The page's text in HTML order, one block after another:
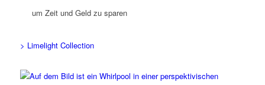
um Zeit und Geld zu sparen
> Limelight Collection